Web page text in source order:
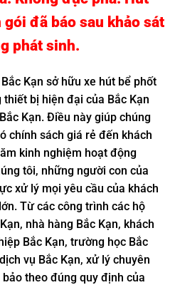
gói đã báo sau khảo sát
phát sinh.
Kạn sở hữu xe hút bể phốt
bị hiện đại của Bắc Kạn
Kạn. Điều này giúp chúng
chính sách giá rẻ đến khách
kinh nghiệm hoạt động
tôi, những người con của
xử lý mọi yêu cầu của khách
Từ các công trình các hộ
nhà hàng Bắc Kạn, khách
Bắc Kạn, trường học Bắc
vụ Bắc Kạn, xử lý chuyên
theo đúng quy định của